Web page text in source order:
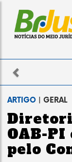
Previous
ARTIGO | GERAL
OAB-PI
pelo